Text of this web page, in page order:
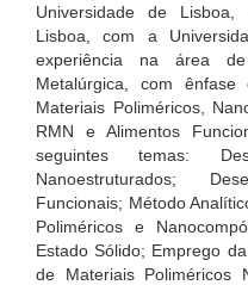
Universidade de
Lisboa, com a
experiência na área
Metalúrgica, com ênfase
Materiais Poliméricos,
RMN e Alimentos
seguintes temas:
Nanoestruturados;
Funcionais; Método
Poliméricos e
Estado Sólido; Emprego
de Materiais Poliméricos